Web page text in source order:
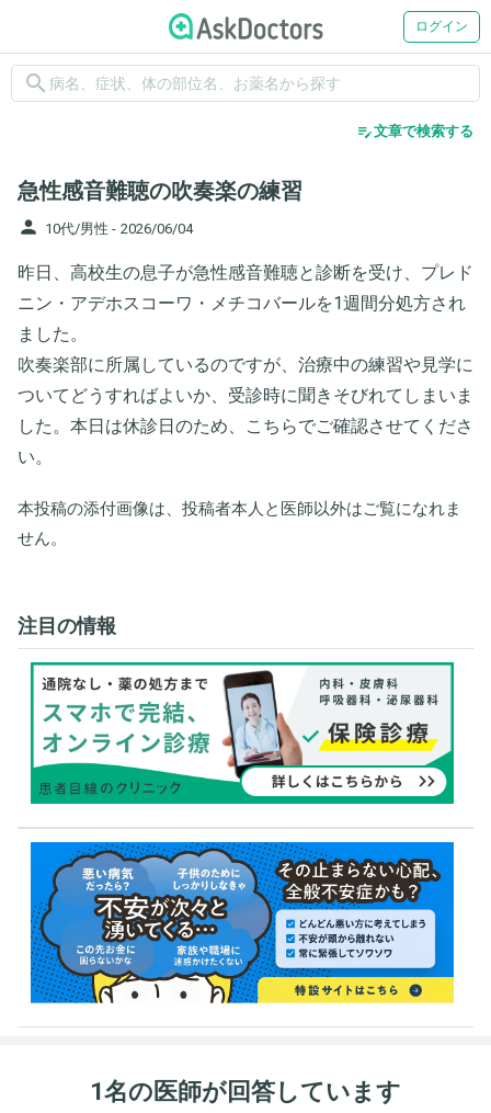
ログイン
search
edit_note文章で検索する
急性感音難聴の吹奏楽の練習
person 10代/男性 - 2026/06/04
昨日、高校生の息子が急性感音難聴と診断を受け、プレド
ニン・アデホスコーワ・メチコバールを1週間分処方され
ました。
吹奏楽部に所属しているのですが、治療中の練習や見学に
ついてどうすればよいか、受診時に聞きそびれてしまいま
した。本日は休診日のため、こちらでご確認させてくださ
い。
本投稿の添付画像は、投稿者本人と医師以外はご覧になれま
せん。
注目の情報
1名の医師が回答しています